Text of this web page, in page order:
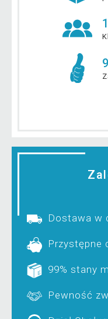
Dostawa w
Przystępne
99% stany
Pewność